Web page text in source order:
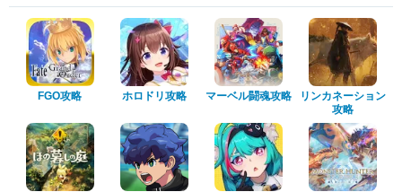
FGO攻略 ホロドリ攻略 マーベル闘魂攻略
リンカネーション
攻略